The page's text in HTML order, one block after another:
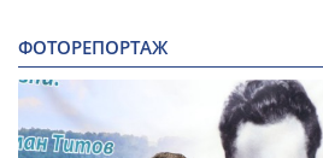
ФОТОРЕПОРТАЖ